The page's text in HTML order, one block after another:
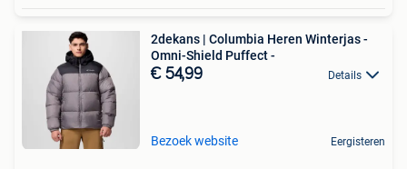
2dekans | Columbia Heren Winterjas -
Omni-Shield Puffect -
€ 54,99 Details
Bezoek website Eergisteren